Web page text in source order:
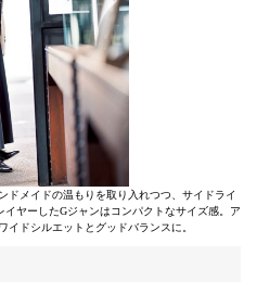
ドメイドの温もりを取り入れつつ、サイドライ
ヤーしたGジャンはコンパクトなサイズ感。ア
イドシルエットとグッドバランスに。